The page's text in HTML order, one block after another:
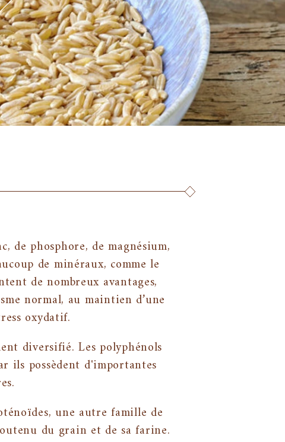
de phosphore, de magnésium,
de minéraux, comme le
de nombreux avantages,
normal, au maintien d’une
oxydatif.
diversifié. Les polyphénols
ils possèdent d'importantes
une autre famille de
du grain et de sa farine.